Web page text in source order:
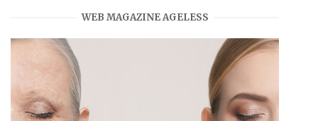
WEB MAGAZINE AGELESS